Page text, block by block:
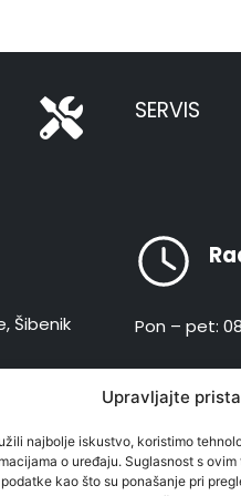
Upravljajte
najbolje iskustvo, koristimo
o uređaju. Suglasnost s
kao što su ponašanje pri
SERVIS
Šibenik
Pon – pet: